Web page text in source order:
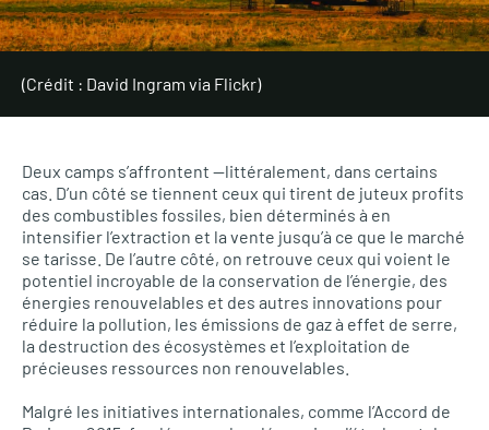
(Crédit : David Ingram via Flickr)
Deux camps s’affrontent —littéralement, dans certains
cas. D’un côté se tiennent ceux qui tirent de juteux profits
des combustibles fossiles, bien déterminés à en
intensifier l’extraction et la vente jusqu’à ce que le marché
se tarisse. De l’autre côté, on retrouve ceux qui voient le
potentiel incroyable de la conservation de l’énergie, des
énergies renouvelables et des autres innovations pour
réduire la pollution, les émissions de gaz à effet de serre,
la destruction des écosystèmes et l’exploitation de
précieuses ressources non renouvelables.
Malgré les initiatives internationales, comme l’Accord de